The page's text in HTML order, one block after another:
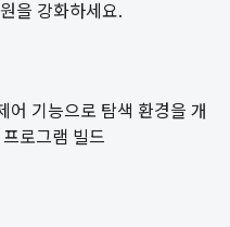
을 강화하세요.
어 기능으로 탐색 환경을 개
로그램 빌드